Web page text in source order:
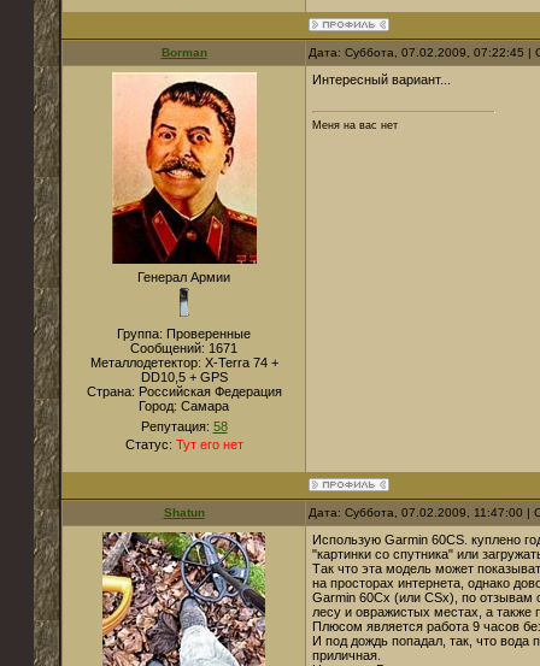
Borman Дата: Суббота, 07.02.2009, 07:22:45
Генерал Армии
Группа: Проверенные
Сообщений: 1671
Металлодетектор: X-Terra 74 +
DD10,5 + GPS
Страна: Российская Федерация
Город: Самара
Репутация: 58
Статус: Тут его нет
Интересный вариант...
Меня на вас нет
Shatun Дата: Суббота, 07.02.2009, 11:47:00
Использую Garmin 60CS. куплено
"картинки со спутника" или
Так что эта модель может
на просторах интернета, однако
Garmin 60Cx (или CSx), по отзывам
лесу и овражистых местах, а также
Плюсом является работа 9 часов
И под дождь попадал, так, что вода
приличная.